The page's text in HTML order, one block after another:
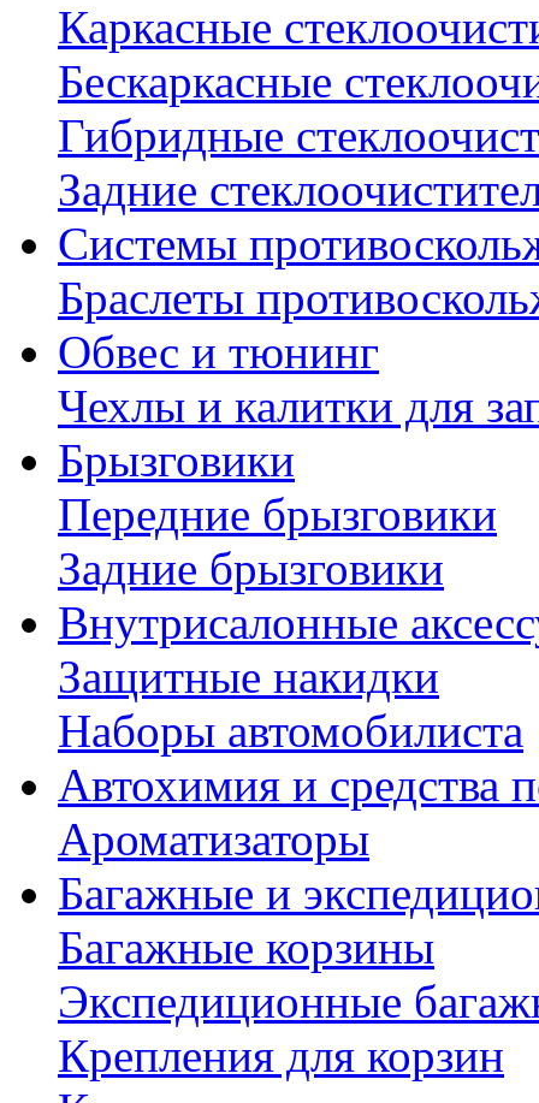
Каркасные
Бескаркасные
Гибридные
Задние
Системы
Браслеты
Обвес и тюнинг
Чехлы и калитки для
Брызговики
Передние брызговики
Задние брызговики
Внутрисалонные
Защитные накидки
Наборы автомобилиста
Автохимия и средства
Ароматизаторы
Багажные и
Багажные корзины
Экспедиционные
Крепления для корзин